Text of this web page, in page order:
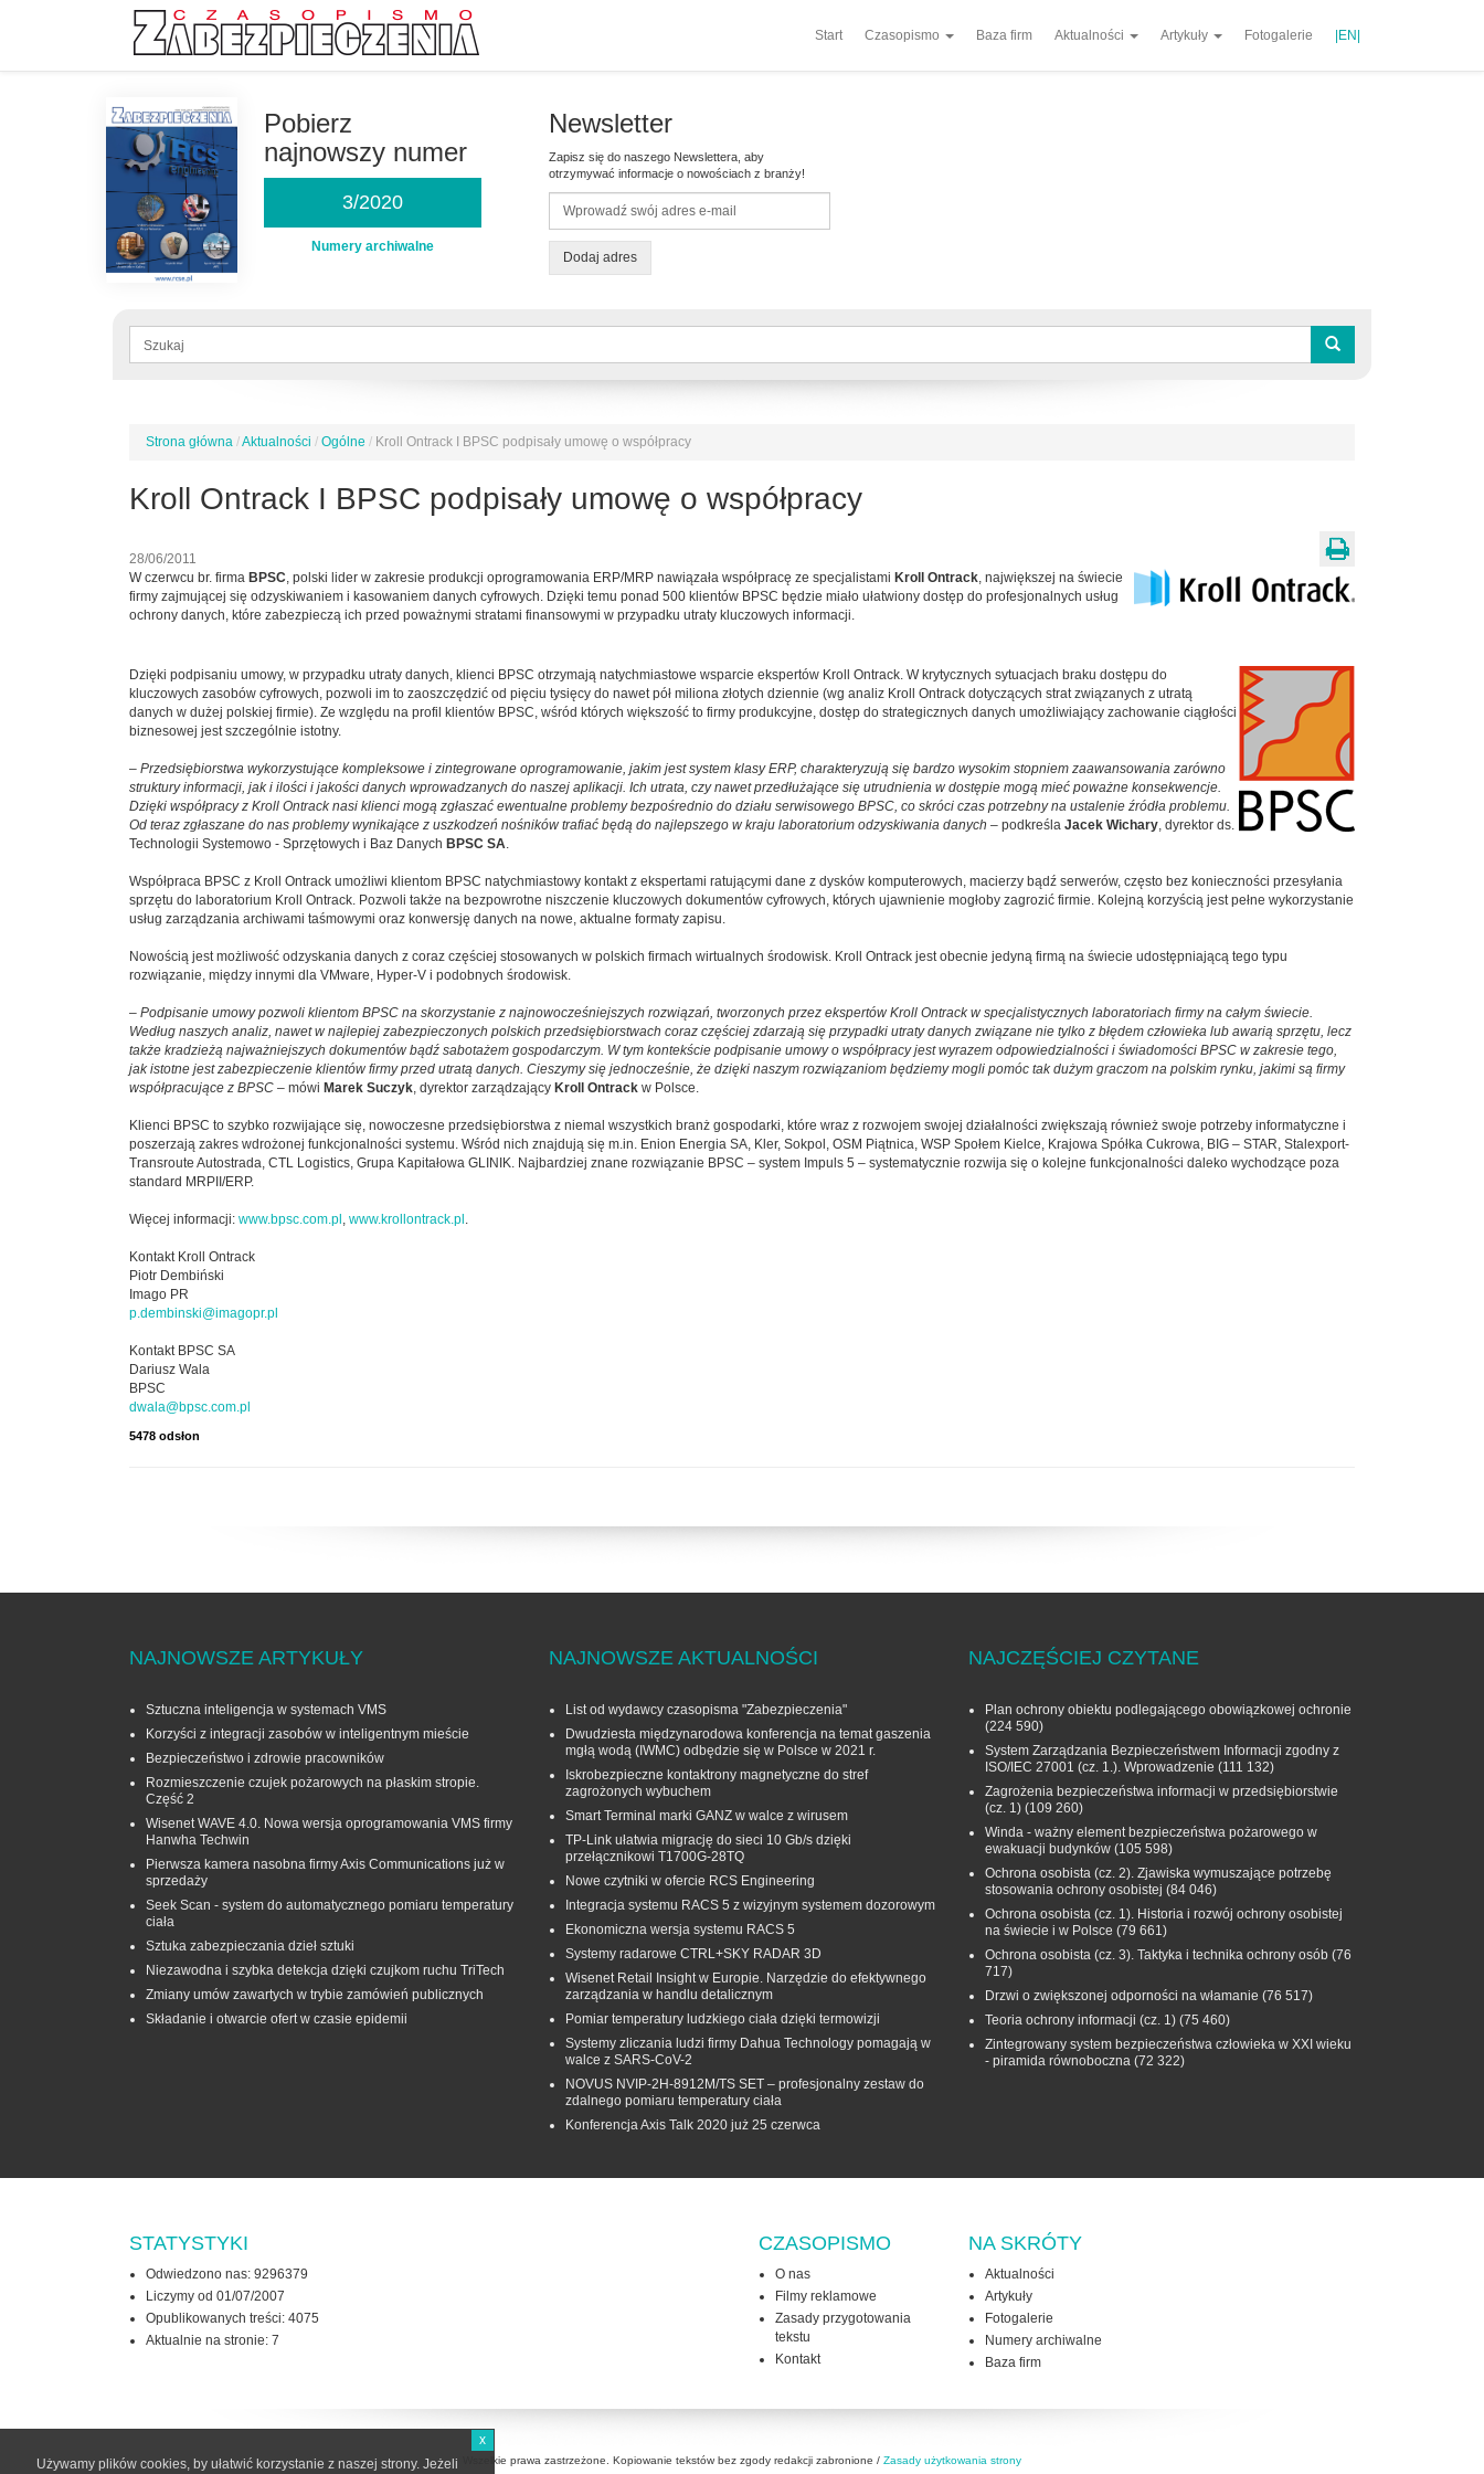
Start Czasopismo Baza firm Aktualności Artykuły Fotogalerie |EN|
Pobierz
najnowszy numer
3/2020
Numery archiwalne
Newsletter
Zapisz się do naszego Newslettera, aby
otrzymywać informacje o nowościach z branży!
Dodaj adres
Formularz
Jesteś
Strona główna /Aktualności / Ogólne / Kroll Ontrack I BPSC podpisały umowę o współpracy
Kroll Ontrack I BPSC podpisały umowę o współpracy
28/06/2011
W czerwcu br. firma BPSC, polski lider w zakresie produkcji oprogramowania ERP/MRP nawiązała współpracę ze specjalistami Kroll Ontrack, największej na świecie
firmy zajmującej się odzyskiwaniem i kasowaniem danych cyfrowych. Dzięki temu ponad 500 klientów BPSC będzie miało ułatwiony dostęp do profesjonalnych usług
ochrony danych, które zabezpieczą ich przed poważnymi stratami finansowymi w przypadku utraty kluczowych informacji.
Dzięki podpisaniu umowy, w przypadku utraty danych, klienci BPSC otrzymają natychmiastowe wsparcie ekspertów Kroll Ontrack. W krytycznych sytuacjach braku dostępu do
kluczowych zasobów cyfrowych, pozwoli im to zaoszczędzić od pięciu tysięcy do nawet pół miliona złotych dziennie (wg analiz Kroll Ontrack dotyczących strat związanych z utratą
danych w dużej polskiej firmie). Ze względu na profil klientów BPSC, wśród których większość to firmy produkcyjne, dostęp do strategicznych danych umożliwiający zachowanie ciągłości
biznesowej jest szczególnie istotny.
– Przedsiębiorstwa wykorzystujące kompleksowe i zintegrowane oprogramowanie, jakim jest system klasy ERP, charakteryzują się bardzo wysokim stopniem zaawansowania zarówno
struktury informacji, jak i ilości i jakości danych wprowadzanych do naszej aplikacji. Ich utrata, czy nawet przedłużające się utrudnienia w dostępie mogą mieć poważne konsekwencje.
Dzięki współpracy z Kroll Ontrack nasi klienci mogą zgłaszać ewentualne problemy bezpośrednio do działu serwisowego BPSC, co skróci czas potrzebny na ustalenie źródła problemu.
Od teraz zgłaszane do nas problemy wynikające z uszkodzeń nośników trafiać będą do najlepszego w kraju laboratorium odzyskiwania danych – podkreśla Jacek Wichary, dyrektor ds.
Technologii Systemowo - Sprzętowych i Baz Danych BPSC SA.
Współpraca BPSC z Kroll Ontrack umożliwi klientom BPSC natychmiastowy kontakt z ekspertami ratującymi dane z dysków komputerowych, macierzy bądź serwerów, często bez konieczności przesyłania
sprzętu do laboratorium Kroll Ontrack. Pozwoli także na bezpowrotne niszczenie kluczowych dokumentów cyfrowych, których ujawnienie mogłoby zagrozić firmie. Kolejną korzyścią jest pełne wykorzystanie
usług zarządzania archiwami taśmowymi oraz konwersję danych na nowe, aktualne formaty zapisu.
Nowością jest możliwość odzyskania danych z coraz częściej stosowanych w polskich firmach wirtualnych środowisk. Kroll Ontrack jest obecnie jedyną firmą na świecie udostępniającą tego typu
rozwiązanie, między innymi dla VMware, Hyper-V i podobnych środowisk.
– Podpisanie umowy pozwoli klientom BPSC na skorzystanie z najnowocześniejszych rozwiązań, tworzonych przez ekspertów Kroll Ontrack w specjalistycznych laboratoriach firmy na całym świecie.
Według naszych analiz, nawet w najlepiej zabezpieczonych polskich przedsiębiorstwach coraz częściej zdarzają się przypadki utraty danych związane nie tylko z błędem człowieka lub awarią sprzętu, lecz
także kradzieżą najważniejszych dokumentów bądź sabotażem gospodarczym. W tym kontekście podpisanie umowy o współpracy jest wyrazem odpowiedzialności i świadomości BPSC w zakresie tego,
jak istotne jest zabezpieczenie klientów firmy przed utratą danych. Cieszymy się jednocześnie, że dzięki naszym rozwiązaniom będziemy mogli pomóc tak dużym graczom na polskim rynku, jakimi są firmy
współpracujące z BPSC – mówi Marek Suczyk, dyrektor zarządzający Kroll Ontrack w Polsce.
Klienci BPSC to szybko rozwijające się, nowoczesne przedsiębiorstwa z niemal wszystkich branż gospodarki, które wraz z rozwojem swojej działalności zwiększają również swoje potrzeby informatyczne i
poszerzają zakres wdrożonej funkcjonalności systemu. Wśród nich znajdują się m.in. Enion Energia SA, Kler, Sokpol, OSM Piątnica, WSP Społem Kielce, Krajowa Spółka Cukrowa, BIG – STAR, Stalexport-
Transroute Autostrada, CTL Logistics, Grupa Kapitałowa GLINIK. Najbardziej znane rozwiązanie BPSC – system Impuls 5 – systematycznie rozwija się o kolejne funkcjonalności daleko wychodzące poza
standard MRPII/ERP.
Więcej informacji: www.bpsc.com.pl , www.krollontrack.pl .
Kontakt Kroll Ontrack
Piotr Dembiński
Imago PR
p.dembinski@imagopr.pl
Kontakt BPSC SA
Dariusz Wala
BPSC
dwala@bpsc.com.pl
5478 odsłon
NAJNOWSZE ARTYKUŁY
Sztuczna inteligencja w systemach VMS
Korzyści z integracji zasobów w inteligentnym mieście
Bezpieczeństwo i zdrowie pracowników
Rozmieszczenie czujek pożarowych na płaskim stropie.
Część 2
Wisenet WAVE 4.0. Nowa wersja oprogramowania VMS firmy
Hanwha Techwin
Pierwsza kamera nasobna firmy Axis Communications już w
sprzedaży
Seek Scan - system do automatycznego pomiaru temperatury
ciała
Sztuka zabezpieczania dzieł sztuki
Niezawodna i szybka detekcja dzięki czujkom ruchu TriTech
Zmiany umów zawartych w trybie zamówień publicznych
Składanie i otwarcie ofert w czasie epidemii
NAJNOWSZE AKTUALNOŚCI
List od wydawcy czasopisma "Zabezpieczenia"
Dwudziesta międzynarodowa konferencja na temat gaszenia
mgłą wodą (IWMC) odbędzie się w Polsce w 2021 r.
Iskrobezpieczne kontaktrony magnetyczne do stref
zagrożonych wybuchem
Smart Terminal marki GANZ w walce z wirusem
TP-Link ułatwia migrację do sieci 10 Gb/s dzięki
przełącznikowi T1700G‑28TQ
Nowe czytniki w ofercie RCS Engineering
Integracja systemu RACS 5 z wizyjnym systemem dozorowym
Ekonomiczna wersja systemu RACS 5
Systemy radarowe CTRL+SKY RADAR 3D
Wisenet Retail Insight w Europie. Narzędzie do efektywnego
zarządzania w handlu detalicznym
Pomiar temperatury ludzkiego ciała dzięki termowizji
Systemy zliczania ludzi firmy Dahua Technology pomagają w
walce z SARS-CoV-2
NOVUS NVIP-2H-8912M/TS SET – profesjonalny zestaw do
zdalnego pomiaru temperatury ciała
Konferencja Axis Talk 2020 już 25 czerwca
NAJCZĘŚCIEJ CZYTANE
Plan ochrony obiektu podlegającego obowiązkowej ochronie
(224 590)
System Zarządzania Bezpieczeństwem Informacji zgodny z
ISO/IEC 27001 (cz. 1.). Wprowadzenie (111 132)
Zagrożenia bezpieczeństwa informacji w przedsiębiorstwie
(cz. 1) (109 260)
Winda - ważny element bezpieczeństwa pożarowego w
ewakuacji budynków (105 598)
Ochrona osobista (cz. 2). Zjawiska wymuszające potrzebę
stosowania ochrony osobistej (84 046)
Ochrona osobista (cz. 1). Historia i rozwój ochrony osobistej
na świecie i w Polsce (79 661)
Ochrona osobista (cz. 3). Taktyka i technika ochrony osób (76
717)
Drzwi o zwiększonej odporności na włamanie (76 517)
Teoria ochrony informacji (cz. 1) (75 460)
Zintegrowany system bezpieczeństwa człowieka w XXI wieku
- piramida równoboczna (72 322)
STATYSTYKI
Odwiedzono nas: 9296379
Liczymy od 01/07/2007
Opublikowanych treści: 4075
Aktualnie na stronie: 7
CZASOPISMO
O nas
Filmy reklamowe
Zasady przygotowania
tekstu
Kontakt
NA SKRÓTY
Aktualności
Artykuły
Fotogalerie
Numery archiwalne
Baza firm
Wszelkie prawa zastrzeżone. Kopiowanie tekstów bez zgody redakcji zabronione / Zasady użytkowania strony
x
Używamy plików cookies, by ułatwić korzystanie z naszej strony. Jeżeli